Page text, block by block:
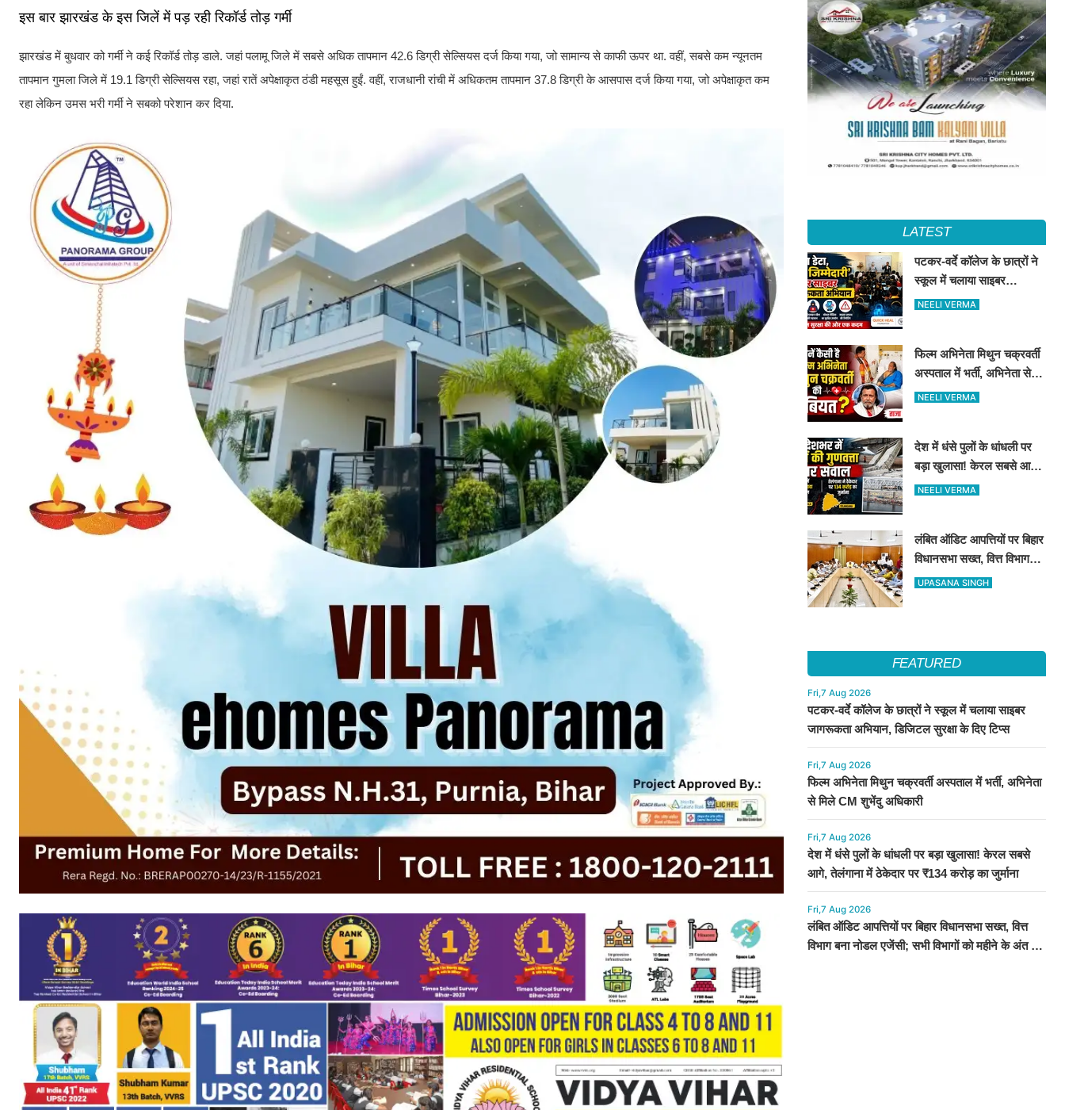
इस बार झारखंड के इस जिलें में पड़ रही रिकॉर्ड तोड़ गर्मी
झारखंड में बुधवार को गर्मी ने कई रिकॉर्ड तोड़ डाले. जहां पलामू जिले में सबसे अधिक तापमान 42.6 डिग्री सेल्सियस दर्ज किया गया, जो सामान्य से काफी ऊपर था. वहीं, सबसे कम न्यूनतम
तापमान गुमला जिले में 19.1 डिग्री सेल्सियस रहा, जहां रातें अपेक्षाकृत ठंडी महसूस हुईं. वहीं, राजधानी रांची में अधिकतम तापमान 37.8 डिग्री के आसपास दर्ज किया गया, जो अपेक्षाकृत कम
रहा लेकिन उमस भरी गर्मी ने सबको परेशान कर दिया.
LATEST
पटकर-वर्दे कॉलेज के छात्रों ने
स्कूल में चलाया साइबर
जागरूकता अभियान, डिजिटल
NEELI VERMA
फिल्म अभिनेता मिथुन चक्रवर्ती
अस्पताल में भर्ती, अभिनेता से
मिले CM शुभेंदु अधिकारी
NEELI VERMA
देश में धंसे पुलों के धांधली पर
बड़ा खुलासा! केरल सबसे आगे,
तेलंगाना में ठेकेदार पर ₹134
NEELI VERMA
लंबित ऑडिट आपत्तियों पर बिहार
विधानसभा सख्त, वित्त विभाग
बना नोडल एजेंसी; सभी विभागों
UPASANA SINGH
FEATURED
Fri,7 Aug 2026
पटकर-वर्दे कॉलेज के छात्रों ने स्कूल में चलाया साइबर
जागरूकता अभियान, डिजिटल सुरक्षा के दिए टिप्स
Fri,7 Aug 2026
फिल्म अभिनेता मिथुन चक्रवर्ती अस्पताल में भर्ती, अभिनेता
से मिले CM शुभेंदु अधिकारी
Fri,7 Aug 2026
देश में धंसे पुलों के धांधली पर बड़ा खुलासा! केरल सबसे
आगे, तेलंगाना में ठेकेदार पर ₹134 करोड़ का जुर्माना
Fri,7 Aug 2026
लंबित ऑडिट आपत्तियों पर बिहार विधानसभा सख्त, वित्त
विभाग बना नोडल एजेंसी; सभी विभागों को महीने के अंत तक